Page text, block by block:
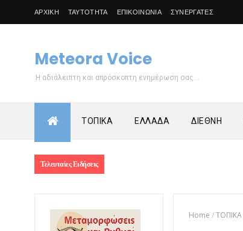
ΑΡΧΙΚΗ ΤΑΥΤΟΤΗΤΑ ΕΠΙΚΟΙΝΩΝΙΑ ΣΥΝΕΡΓΑΤΕΣ
Meteora Voice
Η αδιάλειπτη και απρόσκοπτη ενημέρωση σας...
ΤΟΠΙΚΑ ΕΛΛΑΔΑ ΔΙΕΘΝΗ
Τελευταίες Ειδήσεις
Home /ΤΟΠΙΚΑ